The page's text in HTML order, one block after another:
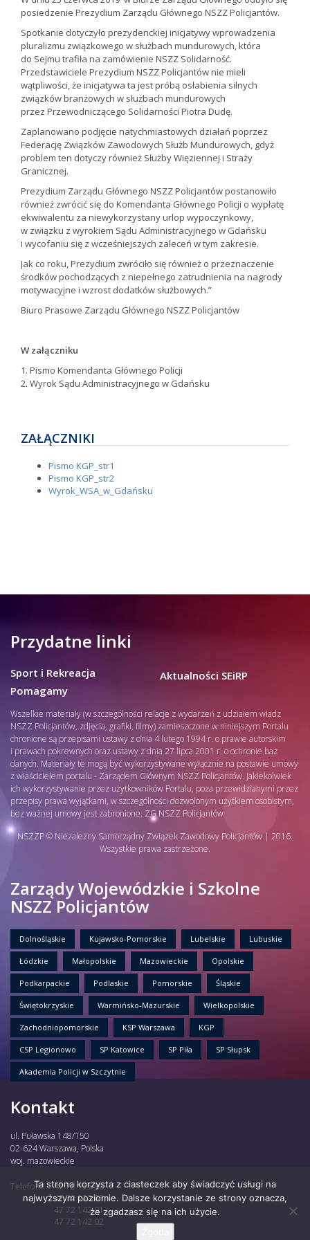
posiedzenie Prezydium Zarządu Głównego NSZZ Policjantów.
Spotkanie dotyczyło prezydenckiej inicjatywy wprowadzenia
pluralizmu związkowego w służbach mundurowych, która
do Sejmu trafiła na zamówienie NSZZ Solidarność.
Przedstawiciele Prezydium NSZZ Policjantów nie mieli
wątpliwości, że inicjatywa ta jest próbą osłabienia silnych
związków branżowych w służbach mundurowych
przez Przewodniczącego Solidarności Piotra Dudę.
Zaplanowano podjęcie natychmiastowych działań poprzez
Federację Związków Zawodowych Służb Mundurowych, gdyż
problem ten dotyczy również Służby Więziennej i Straży
Granicznej.
Prezydium Zarządu Głównego NSZZ Policjantów postanowiło
również zwrócić się do Komendanta Głównego Policji o wypłatę
ekwiwalentu za niewykorzystany urlop wypoczynkowy,
w związku z wyrokiem Sądu Administracyjnego w Gdańsku
i wycofaniu się z wcześniejszych zaleceń w tym zakresie.
Jak co roku, Prezydium zwróciło się również o przeznaczenie
środków pochodzących z niepełnego zatrudnienia na nagrody
motywacyjne i wzrost dodatków służbowych.”
Biuro Prasowe Zarządu Głównego NSZZ Policjantów
W załączniku
1. Pismo Komendanta Głównego Policji
2. Wyrok Sądu Administracyjnego w Gdańsku
ZAŁĄCZNIKI
Pismo KGP_str1
Pismo KGP_str2
Wyrok_WSA_w_Gdańsku
Przydatne linki
Sport i Rekreacja
Pomagamy
Aktualności SEiRP
Wszelkie materiały (w szczególności relacje z wydarzeń z udziałem władz
NSZZ Policjantów, zdjęcia, grafiki, filmy) zamieszczone w niniejszym Portalu
chronione są przepisami ustawy z dnia 4 lutego 1994 r. o prawie autorskim
i prawach pokrewnych oraz ustawy z dnia 27 lipca 2001 r. o ochronie baz
danych. Materiały te mogą być wykorzystywane wyłącznie na postawie umowy
z właścicielem portalu - Zarządem Głównym NSZZ Policjantów. Jakiekolwiek
ich wykorzystywanie przez użytkowników Portalu, poza przewidzianymi przez
przepisy prawa wyjątkami, w szczególności dozwolonym użytkiem osobistym,
bez ważnej umowy jest zabronione. ZG NSZZ Policjantów
NSZZP © Niezależny Samorządny Związek Zawodowy Policjantów | 2016.
Wszystkie prawa zastrzeżone.
Zarządy Wojewódzkie i Szkolne
NSZZ Policjantów
Dolnośląskie Kujawsko-Pomorskie Lubelskie Lubuskie
Łódzkie Małopolskie Mazowieckie Opolskie
Podkarpackie Podlaskie Pomorskie Śląskie
Świętokrzyskie Warmińsko-Mazurskie Wielkopolskie
Zachodniopomorskie KSP Warszawa KGP
CSP Legionowo SP Katowice SP Piła SP Słupsk
Akademia Policji w Szczytnie
Kontakt
ul. Puławska 148/150
02-624 Warszawa, Polska
woj. mazowieckie
Telefon:
47 72 135 30,
47 72 122 85,
47 72 142 01,
47 72 142 02
Ta strona korzysta z ciasteczek aby świadczyć usługi na
najwyższym poziomie. Dalsze korzystanie ze strony oznacza,
że zgadzasz się na ich użycie.